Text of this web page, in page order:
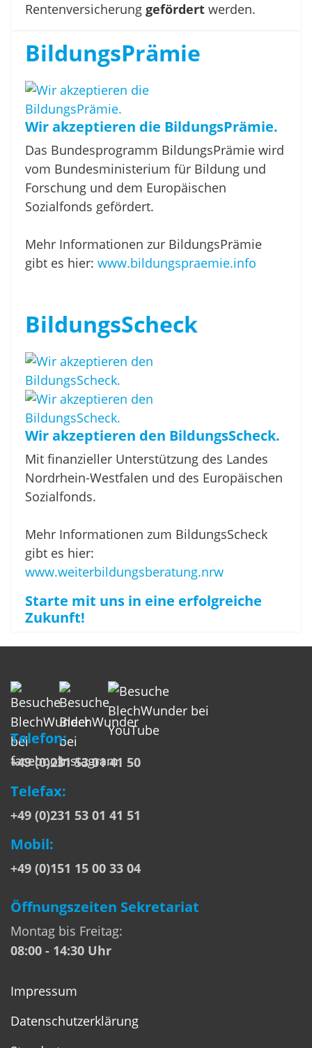
Rentenversicherung gefördert werden.
BildungsPrämie
Wir akzeptieren die BildungsPrämie.
Das Bundesprogramm BildungsPrämie wird
vom Bundesministerium für Bildung und
Forschung und dem Europäischen
Sozialfonds gefördert.
Mehr Informationen zur BildungsPrämie
gibt es hier: www.bildungspraemie.info
BildungsScheck
Wir akzeptieren den BildungsScheck.
Mit finanzieller Unterstützung des Landes
Nordrhein-Westfalen und des Europäischen
Sozialfonds.
Mehr Informationen zum BildungsScheck
gibt es hier:
www.weiterbildungsberatung.nrw
Starte mit uns in eine erfolgreiche
Zukunft!
Telefon:
+49 (0)231 53 01 41 50
Telefax:
+49 (0)231 53 01 41 51
Mobil:
+49 (0)151 15 00 33 04
Öffnungszeiten Sekretariat
Montag bis Freitag:
08:00 - 14:30 Uhr
Impressum
Datenschutzerklärung